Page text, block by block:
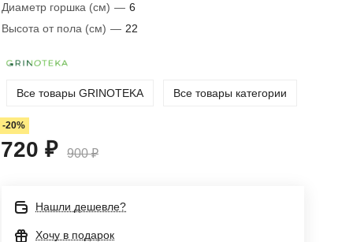
Диаметр горшка (см) — 6
Высота от пола (см) — 22
Все товары GRINOTEKA Все товары категории
-20%
720 ₽ 900 ₽
Нашли дешевле?
Хочу в подарок